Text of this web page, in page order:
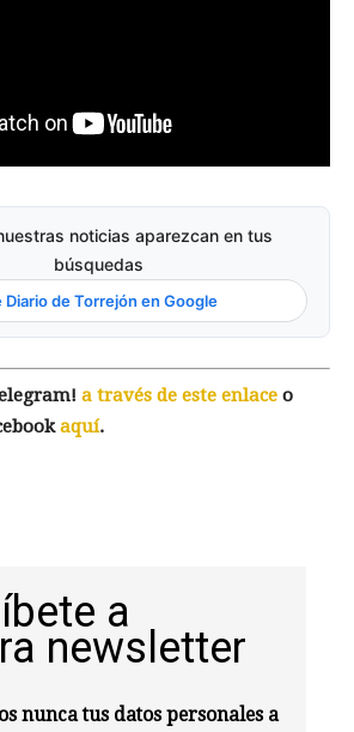
noticias aparezcan en tus
búsquedas
Diario de Torrejón en Google
a través de este enlace o
aquí.
a
newsletter
nunca tus datos personales a